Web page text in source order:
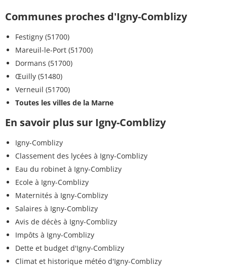
Communes proches d'Igny-Comblizy
Festigny (51700)
Mareuil-le-Port (51700)
Dormans (51700)
Œuilly (51480)
Verneuil (51700)
Toutes les villes de la Marne
En savoir plus sur Igny-Comblizy
Igny-Comblizy
Classement des lycées à Igny-Comblizy
Eau du robinet à Igny-Comblizy
Ecole à Igny-Comblizy
Maternités à Igny-Comblizy
Salaires à Igny-Comblizy
Avis de décès à Igny-Comblizy
Impôts à Igny-Comblizy
Dette et budget d'Igny-Comblizy
Climat et historique météo d'Igny-Comblizy